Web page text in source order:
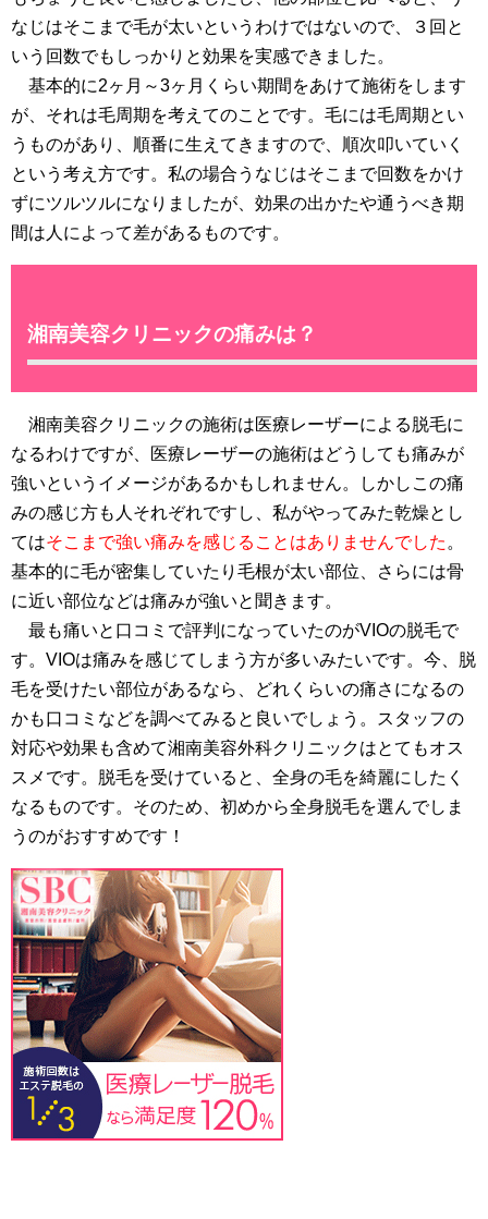
なじはそこまで毛が太いというわけではないので、３回と
いう回数でもしっかりと効果を実感できました。
基本的に2ヶ月～3ヶ月くらい期間をあけて施術をします
が、それは毛周期を考えてのことです。毛には毛周期とい
うものがあり、順番に生えてきますので、順次叩いていく
という考え方です。私の場合うなじはそこまで回数をかけ
ずにツルツルになりましたが、効果の出かたや通うべき期
間は人によって差があるものです。
湘南美容クリニックの痛みは？
湘南美容クリニックの施術は医療レーザーによる脱毛に
なるわけですが、医療レーザーの施術はどうしても痛みが
強いというイメージがあるかもしれません。しかしこの痛
みの感じ方も人それぞれですし、私がやってみた乾燥とし
てはそこまで強い痛みを感じることはありませんでした 。
基本的に毛が密集していたり毛根が太い部位、さらには骨
に近い部位などは痛みが強いと聞きます。
最も痛いと口コミで評判になっていたのがVIOの脱毛で
す。VIOは痛みを感じてしまう方が多いみたいです。今、脱
毛を受けたい部位があるなら、どれくらいの痛さになるの
かも口コミなどを調べてみると良いでしょう。スタッフの
対応や効果も含めて湘南美容外科クリニックはとてもオス
スメです。脱毛を受けていると、全身の毛を綺麗にしたく
なるものです。そのため、初めから全身脱毛を選んでしま
うのがおすすめです！